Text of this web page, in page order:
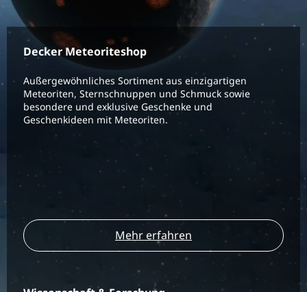
Decker Meteoriteshop
Außergewöhnliches Sortiment aus einzigartigen
Meteoriten, Sternschnuppen und Schmuck sowie
besondere und exklusive Geschenke und
Geschenkideen mit Meteoriten.
Mehr erfahren